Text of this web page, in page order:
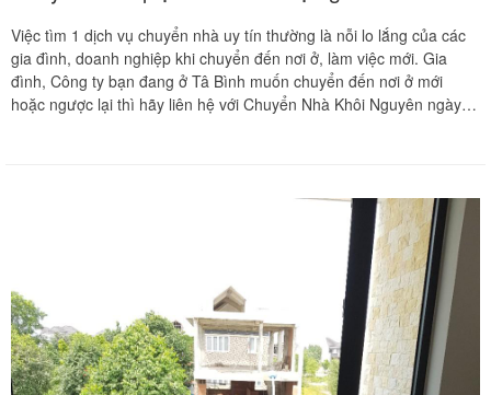
Việc tìm 1 dịch vụ chuyển nhà uy tín thường là nỗi lo lắng của các
gia đình, doanh nghiệp khi chuyển đến nơi ở, làm việc mới. Gia
đình, Công ty bạn đang ở Tâ Bình muốn chuyển đến nơi ở mới
hoặc ngược lại thì hãy liên hệ với Chuyển Nhà Khôi Nguyên ngày